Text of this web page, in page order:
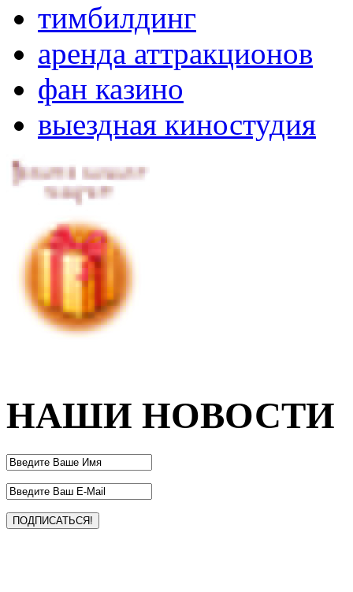
тимбилдинг
аренда аттракционов
фан казино
выездная киностудия
НАШИ НОВОСТИ